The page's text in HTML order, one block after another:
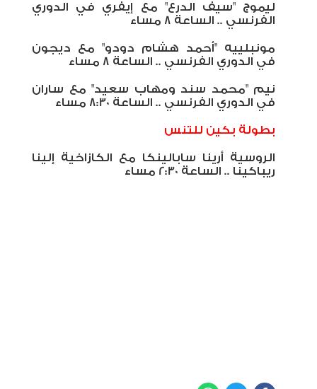
ليموج "سيف الدرع" مع إيفري في الدوري
الفرنسي .. الساعة 8 مساء
مونبلييه "أحمد هشام دودو" مع ديجون
في الدوري الفرنسي .. الساعة 8 مساء
نيم "محمد سند ومهاب سعيد" مع ساران
في الدوري الفرنسي .. الساعة 8:30 مساء
بطولة بكين للتنس
الروسية أرينا سابالينكا مع الكازاخية إلينا
ريباكينا .. الساعة 2:30 مساء